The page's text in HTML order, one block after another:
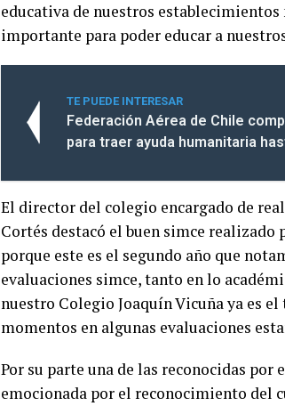
educativa de nuestros
importante para poder educar a
TE PUEDE INTERESAR
Federación Aérea de Chile
para traer ayuda humanitaria
El director del colegio encargado de
Cortés destacó el buen simce
porque este es el segundo año que
evaluaciones simce, tanto en lo
nuestro Colegio Joaquín Vicuña ya es
momentos en algunas evaluaciones
Por su parte una de las reconocidas
emocionada por el reconocimiento del